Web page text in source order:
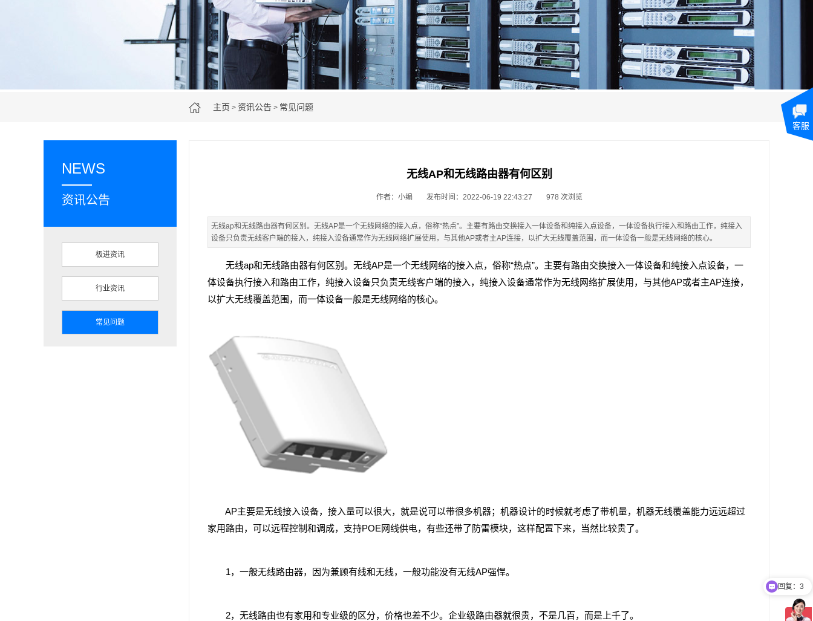
主页 > 资讯公告 > 常见问题
NEWS
资讯公告
极进资讯
行业资讯
常见问题
无线AP和无线路由器有何区别
作者：小编 发布时间：2022-06-19 22:43:27 978 次浏览
无线ap和无线路由器有何区别。无线AP是一个无线网络的接入点，俗称“热点”。主要有路由交换接入一体设备和纯接入点设备，一体设备执行接入和路由工作，纯接入
设备只负责无线客户端的接入，纯接入设备通常作为无线网络扩展使用，与其他AP或者主AP连接，以扩大无线覆盖范围，而一体设备一般是无线网络的核心。
无线ap和无线路由器有何区别。无线AP是一个无线网络的接入点，俗称“热点”。主要有路由交换接入一体设备和纯接入点设备，一
体设备执行接入和路由工作，纯接入设备只负责无线客户端的接入，纯接入设备通常作为无线网络扩展使用，与其他AP或者主AP连接，
以扩大无线覆盖范围，而一体设备一般是无线网络的核心。
AP主要是无线接入设备，接入量可以很大，就是说可以带很多机器；机器设计的时候就考虑了带机量，机器无线覆盖能力远远超过
家用路由，可以远程控制和调成，支持POE网线供电，有些还带了防雷模块，这样配置下来，当然比较贵了。
1，一般无线路由器，因为兼顾有线和无线，一般功能没有无线AP强悍。
2，无线路由也有家用和专业级的区分，价格也差不少。企业级路由器就很贵，不是几百，而是上千了。
客服
回复：3